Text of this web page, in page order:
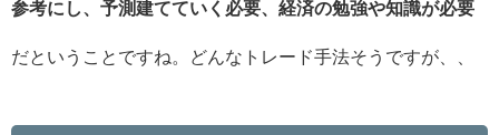
参考にし、予測建てていく必要、経済の勉強や知識が必要
だということですね。どんなトレード手法そうですが、、